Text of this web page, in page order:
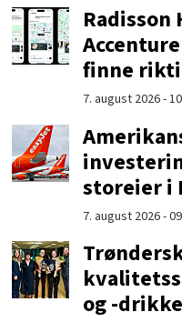
Radisson
finne
7. august 2026 -
storeier i
7. august 2026 -
og -drikke